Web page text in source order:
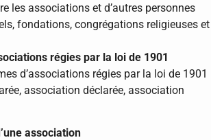
les associations et d’autres personnes
fondations, congrégations religieuses et
régies par la loi de 1901
d’associations régies par la loi de 1901
association déclarée, association
association